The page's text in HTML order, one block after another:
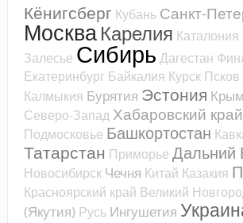
Кёнигсберг Кубань Санкт-
МоскваКарелия Каталония
Залесье Сибирь Дагестан
Екатеринбург Байкалия Курск Псков
Калмыкия Бурятия Эстония Крым
Северо-Запад Хабаровский край
Подмосковье Башкортостан
Татарстан Приморье Дальний
Новосибирск Чечня Китай Казакия
Красноярский край Великий
(Якутия) Русь Ингушетия